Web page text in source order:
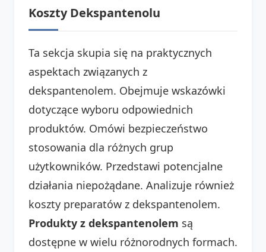
Koszty Dekspantenolu
Ta sekcja skupia się na praktycznych
aspektach związanych z
dekspantenolem. Obejmuje wskazówki
dotyczące wyboru odpowiednich
produktów. Omówi bezpieczeństwo
stosowania dla różnych grup
użytkowników. Przedstawi potencjalne
działania niepożądane. Analizuje również
koszty preparatów z dekspantenolem.
Produkty z dekspantenolem są
dostępne w wielu różnorodnych formach.